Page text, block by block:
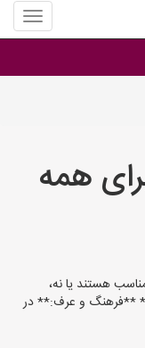
منوی
سایت
فروشی
همه
هستند یا نه،
* **فرهنگ و عرف:** در